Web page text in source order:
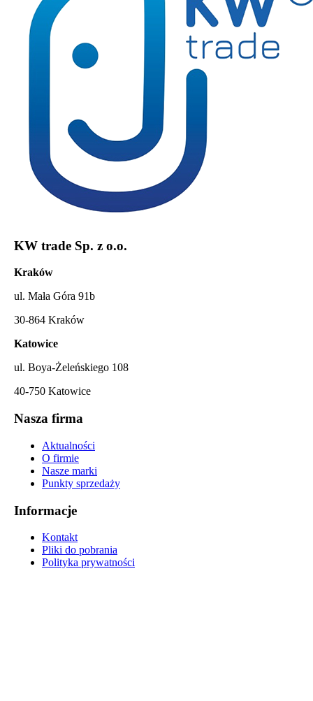
KW trade Sp. z o.o.
Kraków
ul. Mała Góra 91b
30-864 Kraków
Katowice
ul. Boya-Żeleńskiego 108
40-750 Katowice
Nasza firma
Aktualności
O firmie
Nasze marki
Punkty sprzedaży
Informacje
Kontakt
Pliki do pobrania
Polityka prywatności